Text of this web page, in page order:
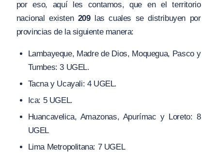
por eso, aquí les contamos, que en el territorio
nacional existen 209 las cuales se distribuyen por
provincias de la siguiente manera:
Lambayeque, Madre de Dios, Moquegua, Pasco y
Tumbes: 3 UGEL.
Tacna y Ucayali: 4 UGEL.
Ica: 5 UGEL.
Huancavelica, Amazonas, Apurímac y Loreto: 8
UGEL
Lima Metropolitana: 7 UGEL